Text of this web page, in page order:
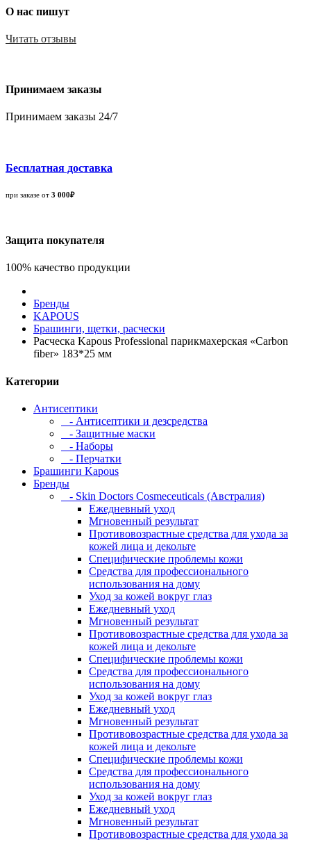
О нас пишут
Читать отзывы
Принимаем заказы
Принимаем заказы 24/7
Бесплатная доставка
при заказе от 3 000₽
Защита покупателя
100% качество продукции
Бренды
KAPOUS
Брашинги, щетки, расчески
Расческа Kapous Professional парикмахерская «Carbon
fiber» 183*25 мм
Категории
Антисептики
- Антисептики и дезсредства
- Защитные маски
- Наборы
- Перчатки
Брашинги Kapous
Бренды
- Skin Doctors Cosmeceuticals (Австралия)
Ежедневный уход
Мгновенный результат
Противовозрастные средства для ухода за
кожей лица и декольте
Специфические проблемы кожи
Средства для профессионального
использования на дому
Уход за кожей вокруг глаз
Ежедневный уход
Мгновенный результат
Противовозрастные средства для ухода за
кожей лица и декольте
Специфические проблемы кожи
Средства для профессионального
использования на дому
Уход за кожей вокруг глаз
Ежедневный уход
Мгновенный результат
Противовозрастные средства для ухода за
кожей лица и декольте
Специфические проблемы кожи
Средства для профессионального
использования на дому
Уход за кожей вокруг глаз
Ежедневный уход
Мгновенный результат
Противовозрастные средства для ухода за